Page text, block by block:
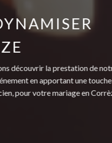
découvrir la prestation de
en apportant une touche
pour votre mariage en